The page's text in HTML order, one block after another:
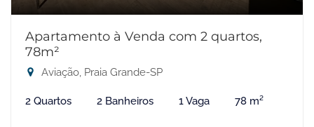
Apartamento à Venda com 2 quartos,
78m²
Aviação, Praia Grande-SP
2 Quartos 2 Banheiros 1 Vaga 78 m²